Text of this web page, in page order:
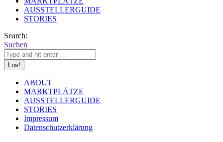
AUSSTELLERGUIDE
STORIES
Search:
Suchen
ABOUT
MARKTPLÄTZE
AUSSTELLERGUIDE
STORIES
Impressum
Datenschutzerklärung